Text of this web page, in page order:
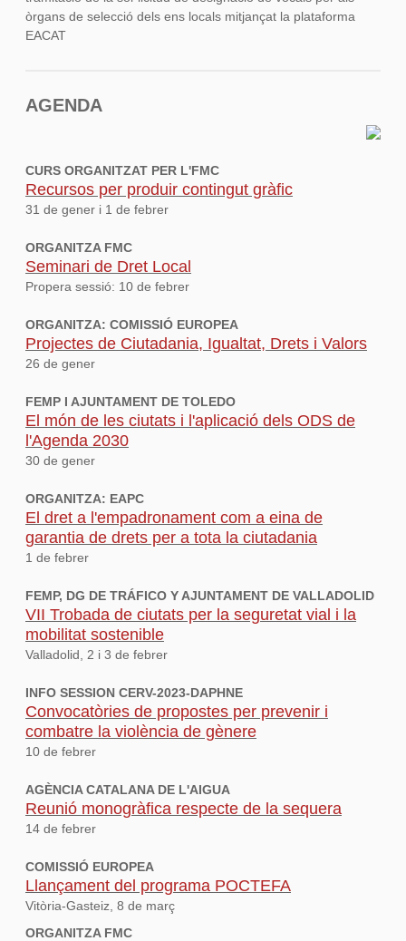
òrgans de selecció dels ens locals mitjançat la plataforma
EACAT
AGENDA
CURS ORGANITZAT PER L'FMC
Recursos per produir contingut gràfic
31 de gener i 1 de febrer
ORGANITZA FMC
Seminari de Dret Local
Propera sessió: 10 de febrer
ORGANITZA: COMISSIÓ EUROPEA
Projectes de Ciutadania, Igualtat, Drets i Valors
26 de gener
FEMP I AJUNTAMENT DE TOLEDO
El món de les ciutats i l'aplicació dels ODS de
l'Agenda 2030
30 de gener
ORGANITZA: EAPC
El dret a l'empadronament com a eina de
garantia de drets per a tota la ciutadania
1 de febrer
FEMP, DG DE TRÁFICO Y AJUNTAMENT DE VALLADOLID
VII Trobada de ciutats per la seguretat vial i la
mobilitat sostenible
Valladolid, 2 i 3 de febrer
INFO SESSION CERV-2023-DAPHNE
Convocatòries de propostes per prevenir i
combatre la violència de gènere
10 de febrer
AGÈNCIA CATALANA DE L'AIGUA
Reunió monogràfica respecte de la sequera
14 de febrer
COMISSIÓ EUROPEA
Llançament del programa POCTEFA
Vitòria-Gasteiz, 8 de març
ORGANITZA FMC